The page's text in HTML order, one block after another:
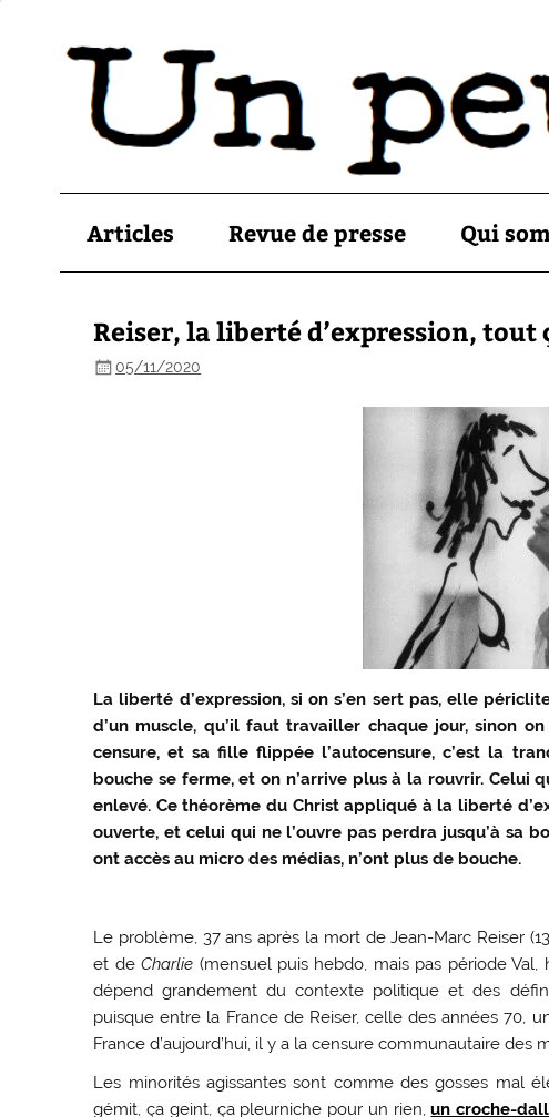
Articles Revue de presse Qui
Reiser, la liberté d’expression, tout
05/11/2020
La liberté d’expression, si on s’en sert pas, elle
d’un muscle, qu’il faut travailler chaque jour, sinon
censure, et sa fille flippée l’autocensure, c’est la
bouche se ferme, et on n’arrive plus à la rouvrir. Celui
enlevé. Ce théorème du Christ appliqué à la liberté
ouverte, et celui qui ne l’ouvre pas perdra jusqu’à sa
ont accès au micro des médias, n’ont plus de bouche.
Le problème, 37 ans après la mort de Jean-Marc Reiser
et deCharlie (mensuel puis hebdo, mais pas période
dépend grandement du contexte politique et des
puisque entre la France de Reiser, celle des années 70,
France d’aujourd’hui, il y a la censure communautaire des
Les minorités agissantes sont comme des gosses mal
gémit, ça geint, ça pleurniche pour un rien,un croche-